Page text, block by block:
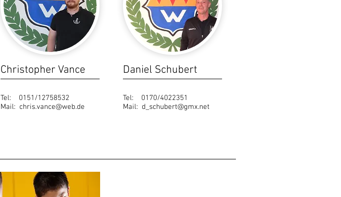
Christopher Vance
Tel: 0151/12758532
Mail: chris.vance@web.de
Daniel Schubert
Tel: 0170/4022351
Mail: d_schubert@gmx.net